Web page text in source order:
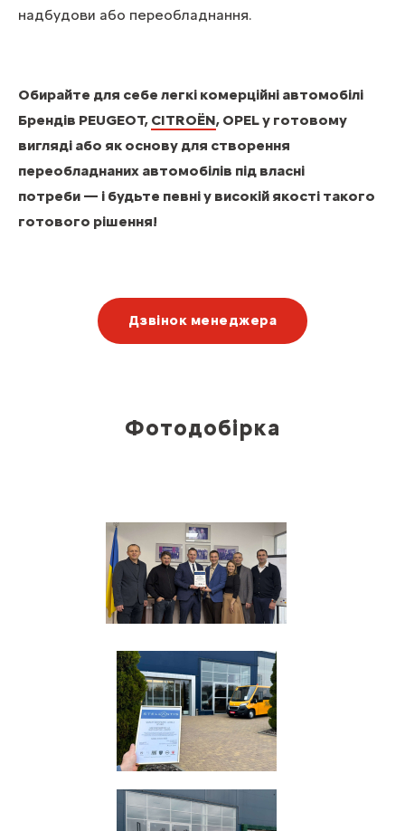
надбудови або переобладнання.
Обирайте для себе легкі комерційні автомобілі
Брендів PEUGEOT, CITROЁN, OPEL у готовому
вигляді або як основу для створення
переобладнаних автомобілів під власні
потреби — і будьте певні у високій якості такого
готового рішення!
Дзвінок менеджера
Фотодобірка